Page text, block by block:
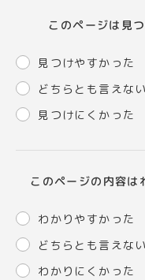
このページは見
見つけやすかった
どちらとも言えない
見つけにくかった
このページの内容は
わかりやすかった
どちらとも言えない
わかりにくかった